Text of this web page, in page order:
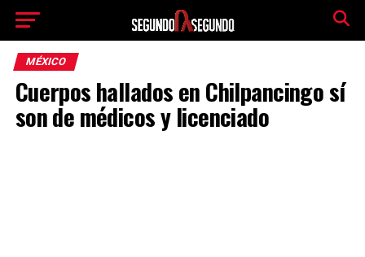
MÉXICO
Cuerpos hallados en Chilpancingo sí
son de médicos y licenciado